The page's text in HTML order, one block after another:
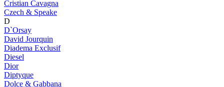
Cristian Cavagna
Czech & Speake
D
D`Orsay
David Jourquin
Diadema Exclusif
Diesel
Dior
Diptyque
Dolce & Gabbana